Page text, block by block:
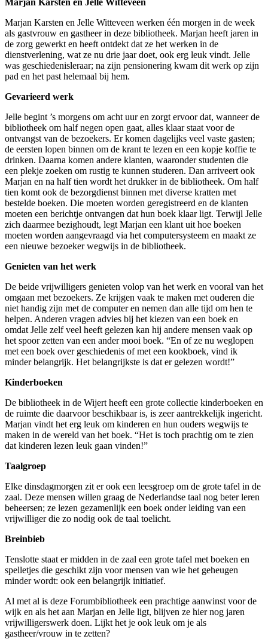
Marjan Karsten en Jelle Witteveen
Marjan Karsten en Jelle Witteveen werken één morgen in de week
als gastvrouw en gastheer in deze bibliotheek. Marjan heeft jaren in
de zorg gewerkt en heeft ontdekt dat ze het werken in de
dienstverlening, wat ze nu drie jaar doet, ook erg leuk vindt. Jelle
was geschiedenisleraar; na zijn pensionering kwam dit werk op zijn
pad en het past helemaal bij hem.
Gevarieerd werk
Jelle begint ’s morgens om acht uur en zorgt ervoor dat, wanneer de
bibliotheek om half negen open gaat, alles klaar staat voor de
ontvangst van de bezoekers. Er komen dagelijks veel vaste gasten;
de eersten lopen binnen om de krant te lezen en een kopje koffie te
drinken. Daarna komen andere klanten, waaronder studenten die
een plekje zoeken om rustig te kunnen studeren. Dan arriveert ook
Marjan en na half tien wordt het drukker in de bibliotheek. Om half
tien komt ook de bezorgdienst binnen met diverse kratten met
bestelde boeken. Die moeten worden geregistreerd en de klanten
moeten een berichtje ontvangen dat hun boek klaar ligt. Terwijl Jelle
zich daarmee bezighoudt, legt Marjan een klant uit hoe boeken
moeten worden aangevraagd via het computersysteem en maakt ze
een nieuwe bezoeker wegwijs in de bibliotheek.
Genieten van het werk
De beide vrijwilligers genieten volop van het werk en vooral van het
omgaan met bezoekers. Ze krijgen vaak te maken met ouderen die
niet handig zijn met de computer en nemen dan alle tijd om hen te
helpen. Anderen vragen advies bij het kiezen van een boek en
omdat Jelle zelf veel heeft gelezen kan hij andere mensen vaak op
het spoor zetten van een ander mooi boek. “En of ze nu weglopen
met een boek over geschiedenis of met een kookboek, vind ik
minder belangrijk. Het belangrijkste is dat er gelezen wordt!”
Kinderboeken
De bibliotheek in de Wijert heeft een grote collectie kinderboeken en
de ruimte die daarvoor beschikbaar is, is zeer aantrekkelijk ingericht.
Marjan vindt het erg leuk om kinderen en hun ouders wegwijs te
maken in de wereld van het boek. “Het is toch prachtig om te zien
dat kinderen lezen leuk gaan vinden!”
Taalgroep
Elke dinsdagmorgen zit er ook een leesgroep om de grote tafel in de
zaal. Deze mensen willen graag de Nederlandse taal nog beter leren
beheersen; ze lezen gezamenlijk een boek onder leiding van een
vrijwilliger die zo nodig ook de taal toelicht.
Breinbieb
Tenslotte staat er midden in de zaal een grote tafel met boeken en
spelletjes die geschikt zijn voor mensen van wie het geheugen
minder wordt: ook een belangrijk initiatief.
Al met al is deze Forumbibliotheek een prachtige aanwinst voor de
wijk en als het aan Marjan en Jelle ligt, blijven ze hier nog jaren
vrijwilligerswerk doen. Lijkt het je ook leuk om je als
gastheer/vrouw in te zetten?